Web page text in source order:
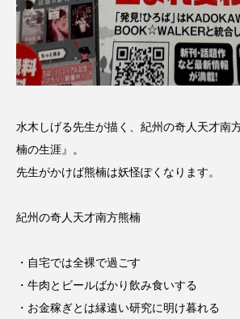
水木しげる先生が描く、紀州の奇人天才南
楠の生涯』。
先生がかけば熊楠は妖怪ぽくなります。
紀州の奇人天才南方熊楠
・自宅では全裸で過ごす
・牛肉とビールばかり飲み食いする
・お金稼ぎとは縁遠い研究に明け暮れる